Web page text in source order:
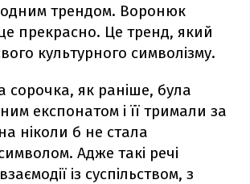
трендом. Воронюк
прекрасно. Це тренд, який
культурного символізму.
як раніше, була
експонатом і її тримали за
ніколи б не стала
Адже такі речі
із суспільством, з